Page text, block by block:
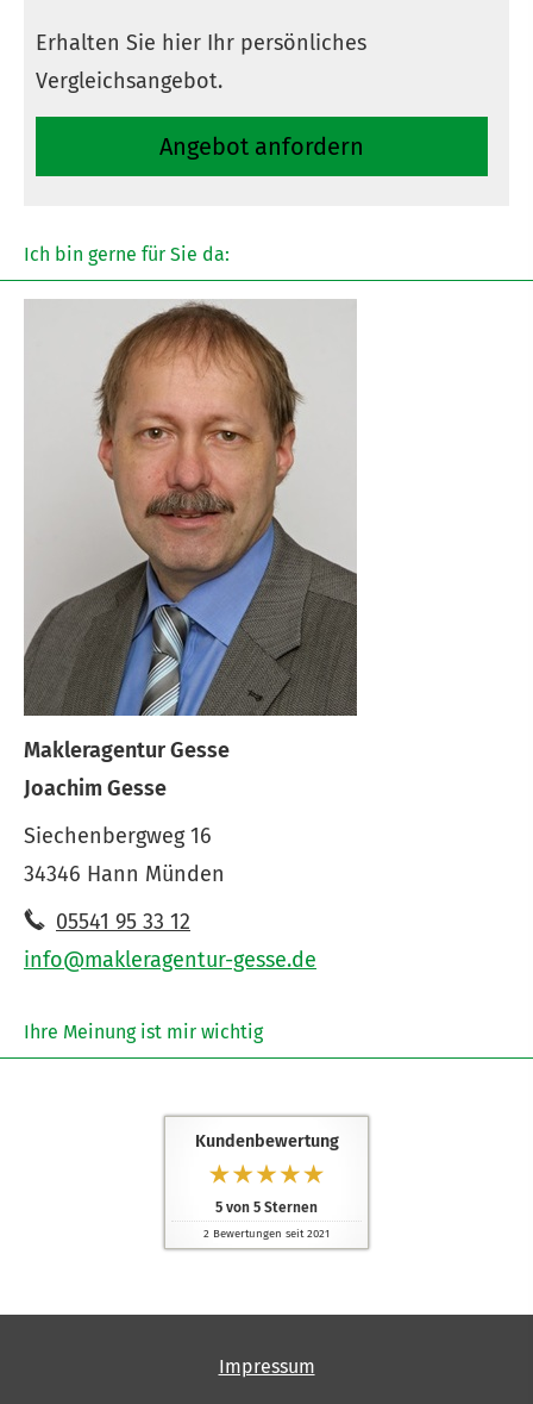
Erhalten Sie hier Ihr persönliches
Vergleichsangebot.
An­ge­bot an­for­dern
Ich bin gerne für Sie da:
Makleragentur Gesse
Joachim Gesse
Siechenbergweg 16
34346 Hann Münden
05541 95 33 12
info@makleragentur-gesse.de
Ihre Meinung ist mir wichtig
Kundenbewertung
5 von 5 Sternen
2 Bewertungen seit 2021
Impressum